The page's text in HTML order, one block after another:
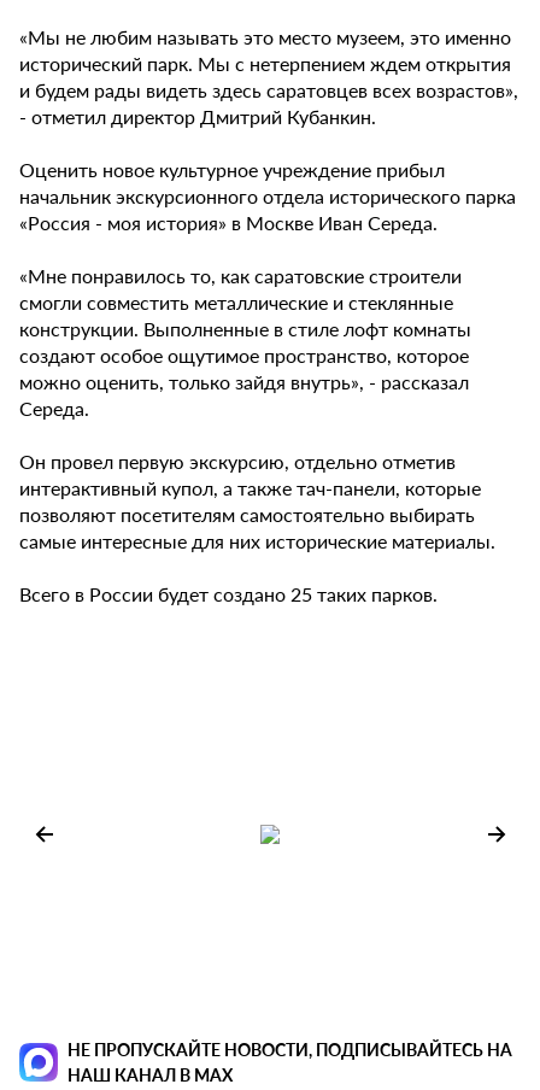
«Мы не любим называть это место музеем, это именно
исторический парк. Мы с нетерпением ждем открытия
и будем рады видеть здесь саратовцев всех возрастов»,
- отметил директор Дмитрий Кубанкин.
Оценить новое культурное учреждение прибыл
начальник экскурсионного отдела исторического парка
«Россия - моя история» в Москве Иван Середа.
«Мне понравилось то, как саратовские строители
смогли совместить металлические и стеклянные
конструкции. Выполненные в стиле лофт комнаты
создают особое ощутимое пространство, которое
можно оценить, только зайдя внутрь», - рассказал
Середа.
Он провел первую экскурсию, отдельно отметив
интерактивный купол, а также тач-панели, которые
позволяют посетителям самостоятельно выбирать
самые интересные для них исторические материалы.
Всего в России будет создано 25 таких парков.
НЕ ПРОПУСКАЙТЕ НОВОСТИ, ПОДПИСЫВАЙТЕСЬ НА
НАШ КАНАЛ В MAX